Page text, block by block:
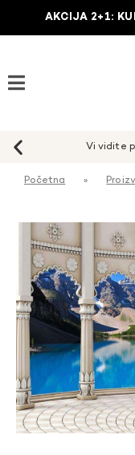
AKCIJA 2+1:
Početna »